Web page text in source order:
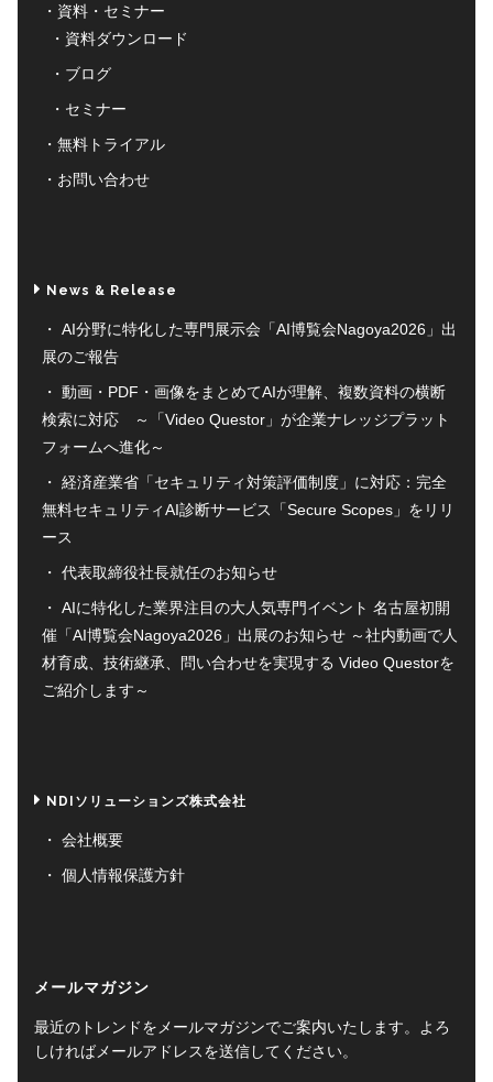
資料・セミナー
資料ダウンロード
ブログ
セミナー
無料トライアル
お問い合わせ
News & Release
AI分野に特化した専門展示会「AI博覧会Nagoya2026」出
展のご報告
動画・PDF・画像をまとめてAIが理解、複数資料の横断
検索に対応 ～「Video Questor」が企業ナレッジプラット
フォームへ進化～
経済産業省「セキュリティ対策評価制度」に対応：完全
無料セキュリティAI診断サービス「Secure Scopes」をリリ
ース
代表取締役社長就任のお知らせ
AIに特化した業界注目の大人気専門イベント 名古屋初開
催「AI博覧会Nagoya2026」出展のお知らせ ～社内動画で人
材育成、技術継承、問い合わせを実現する Video Questorを
ご紹介します～
NDIソリューションズ株式会社
会社概要
個人情報保護方針
メールマガジン
最近のトレンドをメールマガジンでご案内いたします。よろ
しければメールアドレスを送信してください。